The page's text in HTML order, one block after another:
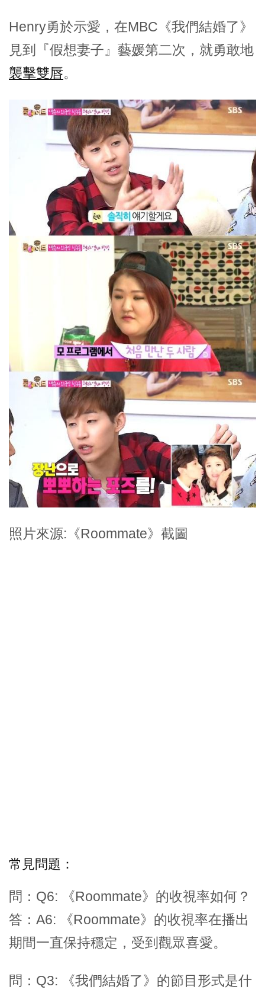
Henry勇於示愛，在MBC《我們結婚了》
見到『假想妻子』藝媛第二次，就勇敢地
襲擊雙唇。
照片來源:《Roommate》截圖
常見問題：
問：Q6: 《Roommate》的收視率如何？
答：A6: 《Roommate》的收視率在播出
期間一直保持穩定，受到觀眾喜愛。
問：Q3: 《我們結婚了》的節目形式是什